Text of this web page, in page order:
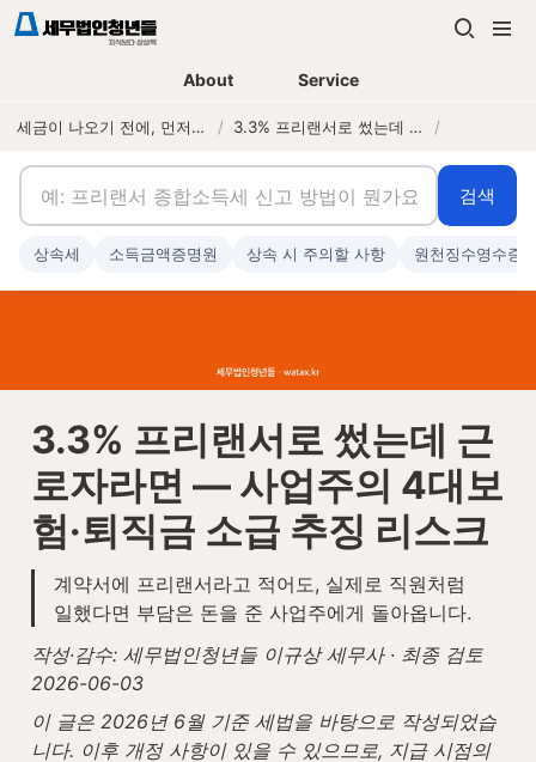
About Service
세금이 나오기 전에, 먼저 연락하는 세무법인 / 3.3% 프리랜서로 썼는데 근로자라면 — 사업주의 4대보험·퇴직금 소급 추징 리스크 /
3.3% 프리랜서로 썼는데 근
로자라면 — 사업주의 4대보
험·퇴직금 소급 추징 리스크
계약서에 프리랜서라고 적어도, 실제로 직원처럼
일했다면 부담은 돈을 준 사업주에게 돌아옵니다.
작성·감수: 세무법인청년들 이규상 세무사 · 최종 검토
2026-06-03
이 글은 2026년 6월 기준 세법을 바탕으로 작성되었습
니다. 이후 개정 사항이 있을 수 있으므로, 지급 시점의
검색
상속세 소득금액증명원 상속 시 주의할 사항 원천징수영수증